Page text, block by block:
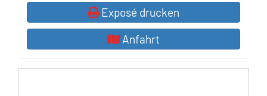
Exposé drucken
Anfahrt